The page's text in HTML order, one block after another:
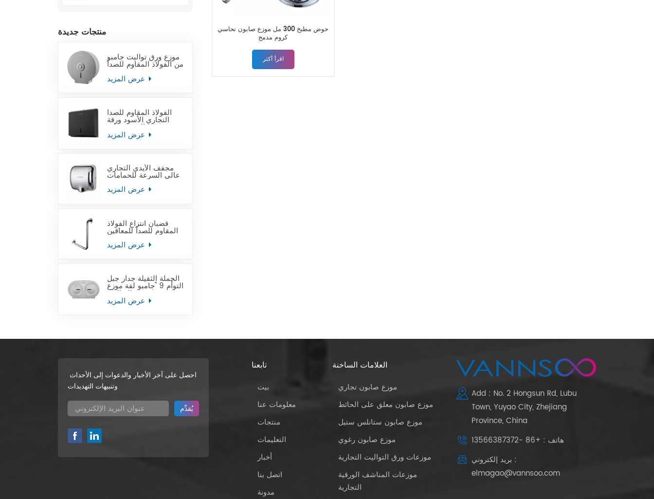
منتجات جديدة
موزع ورق تواليت جامبو
من الفولاذ المقاوم للصدأ
على الحائط التجاري
الفولاذ المقاوم للصدأ
التجاري الأسود ورقة
منشفة اليد موزعات
مجفف الأيدي التجاري
عالي السرعة للحمامات
قضبان انتزاع الفولاذ
المقاوم للصدأ للمعاقين
الجملة الثقيلة جدار جبل
التوأم 9 "جامبو لفة موزع
ورق التواليت
حوض مطبخ 300 مل موزع صابون نحاسي
كروم مدمج
اقرأ أكثر
تابعنا
بيت
معلومات عنا
منتجات
التعليمات
أخبار
اتصل بنا
مدونة
العلامات الساخنة
موزع صابون تجاري
موزع صابون معلق على الحائط
موزع صابون ستانلس ستيل
موزع صابون رغوي
موزعات ورق التواليت التجارية
موزعات المناشف الورقية
التجارية
Add : No. 2 Hongsun Rd, Lubu
Town, Yuyao City, Zhejiang
Province, China
هاتف : +86 -13566387372
بريد إلكتروني :
elmagao@vannsoo.com